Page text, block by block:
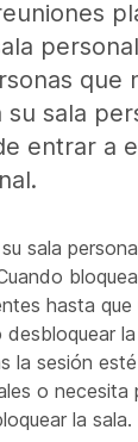
que
su sala
entrar a
sala
hasta que
la sesión
o necesita
la sala.